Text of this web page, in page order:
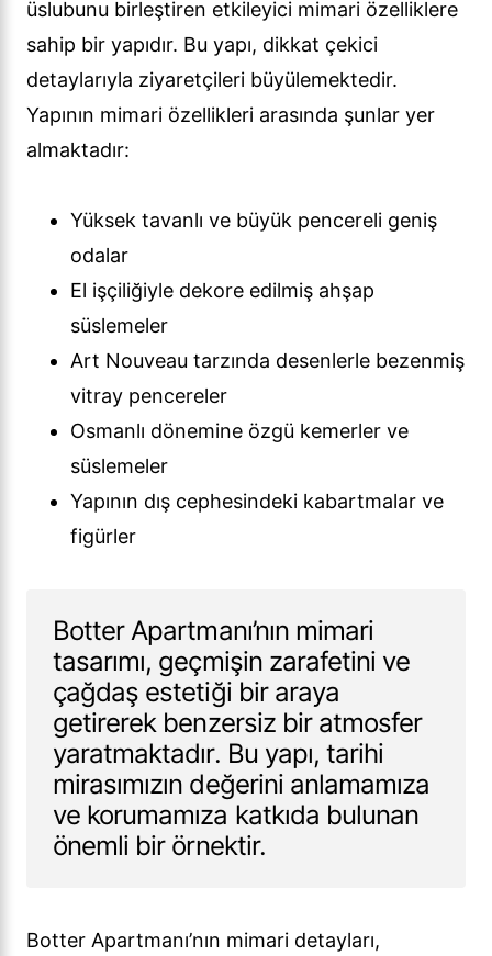
üslubunu birleştiren etkileyici mimari özelliklere
sahip bir yapıdır. Bu yapı, dikkat çekici
detaylarıyla ziyaretçileri büyülemektedir.
Yapının mimari özellikleri arasında şunlar yer
almaktadır:
Yüksek tavanlı ve büyük pencereli geniş
odalar
El işçiliğiyle dekore edilmiş ahşap
süslemeler
Art Nouveau tarzında desenlerle bezenmiş
vitray pencereler
Osmanlı dönemine özgü kemerler ve
süslemeler
Yapının dış cephesindeki kabartmalar ve
figürler
Botter Apartmanı’nın mimari
tasarımı, geçmişin zarafetini ve
çağdaş estetiği bir araya
getirerek benzersiz bir atmosfer
yaratmaktadır. Bu yapı, tarihi
mirasımızın değerini anlamamıza
ve korumamıza katkıda bulunan
önemli bir örnektir.
Botter Apartmanı’nın mimari detayları,